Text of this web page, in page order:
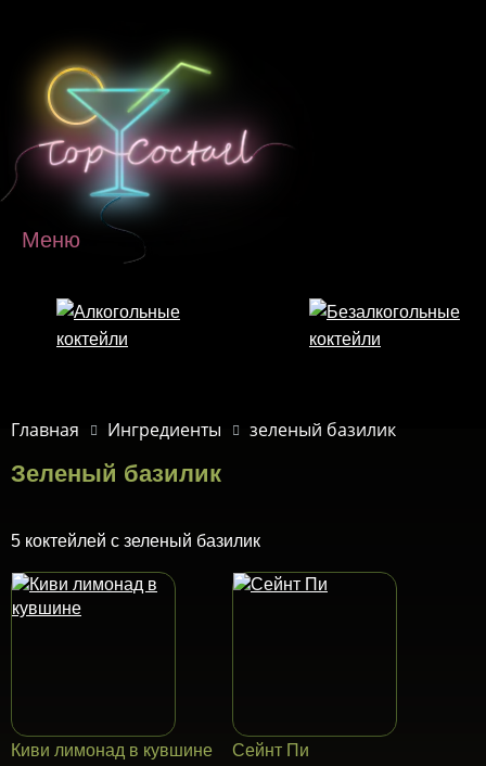
Меню
Главная Ингредиенты зеленый базилик
Зеленый базилик
5 коктейлей с зеленый базилик
Киви лимонад в кувшине Сейнт Пи